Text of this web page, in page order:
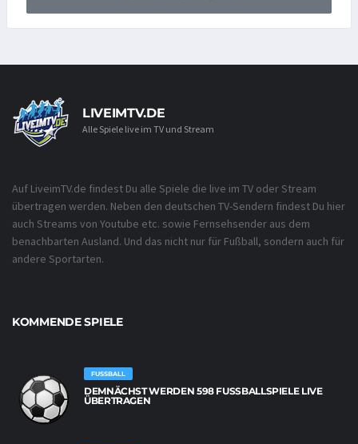
LIVEIMTV.DE
Alle Spiele live im TV und Stream
Auf LiveimTV.de findest Du alle Spiele die live im TV oder Stream
übertragen werden. Neben den deutschen TV-Sendern findest Du hier
auch Streams von Youtube etc. sowie Fernsehsender aus dem
benachbarten Ausland. Und das nicht nur für Fußball, sondern auch für
andere Sportarten.
KOMMENDE SPIELE
FUSSBALL
DEMNÄCHST WERDEN 598 FUSSBALLSPIELE LIVE Ü
BERTRAGEN